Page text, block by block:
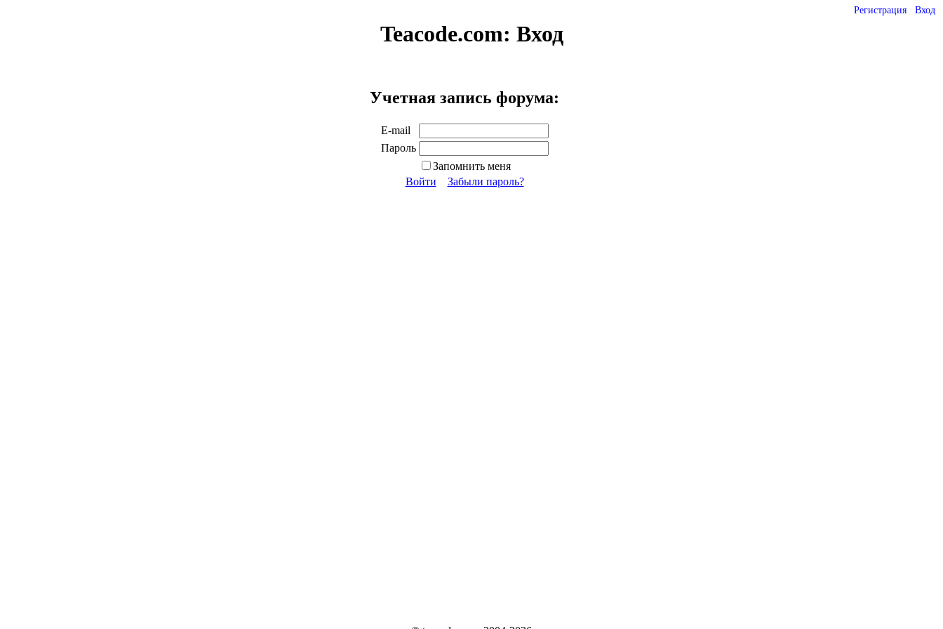
Регистрация Вход
Teacode.com: Вход
Учетная запись форума:
E-mail
Пароль
Запомнить меня
Войти
Забыли пароль?